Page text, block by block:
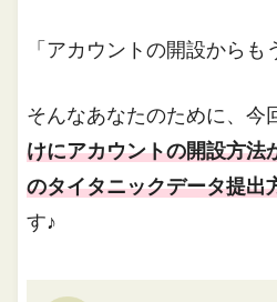
「アカウントの開設からも
そんなあなたのために、今
けにアカウントの開設方法
のタイタニックデータ提出
す♪